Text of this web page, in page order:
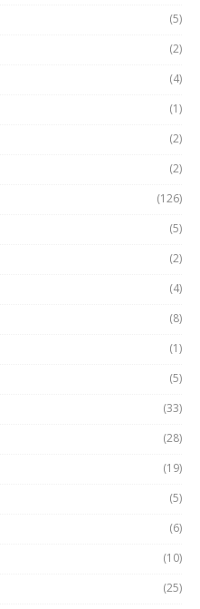
(5)
(2)
(4)
(1)
(2)
(2)
(126)
(5)
(2)
(4)
(8)
(1)
(5)
(33)
(28)
(19)
(5)
(6)
(10)
(25)